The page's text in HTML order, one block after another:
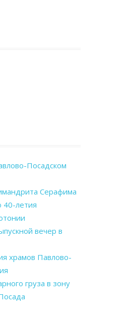
Посадском
Серафима
40-летия
вечер в
храмов Павлово-
груза в зону